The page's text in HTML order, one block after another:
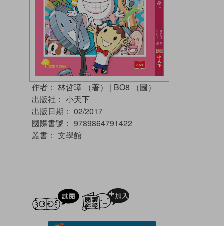
作者： 林哲璋 （著） | BO8 （圖）
出版社： 小天下
出版日期： 02/2017
國際書號： 9789864791422
叢書： 文學館
試閲